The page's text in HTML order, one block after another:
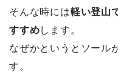
そんな時には軽い登山
すすめします。
なぜかというとソール
す。